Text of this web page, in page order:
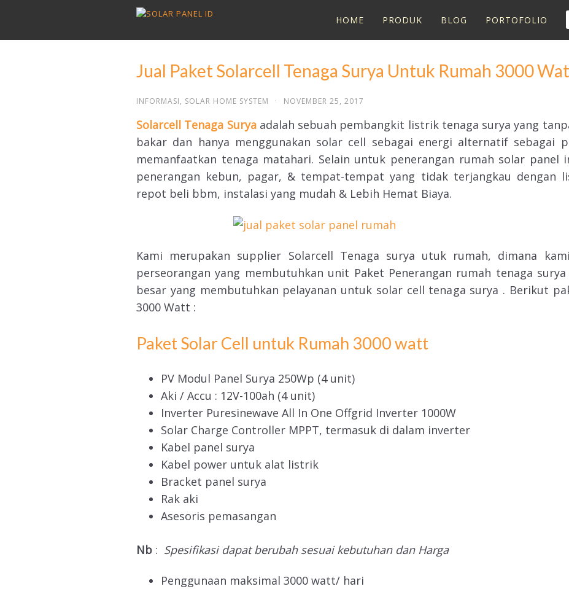
HOME PRODUK BLOG PORTOFOLIO
Jual Paket Solarcell Tenaga Surya Untuk Rumah 3000
INFORMASI, SOLAR HOME SYSTEM · NOVEMBER 25, 2017
Solarcell Tenaga Suryaadalah sebuah pembangkit listrik tenaga surya yang
bakar dan hanya menggunakan solar cell sebagai energi alternatif sebagai
memanfaatkan tenaga matahari. Selain untuk penerangan rumah solar panel
penerangan kebun, pagar, & tempat-tempat yang tidak terjangkau dengan
repot beli bbm, instalasi yang mudah & Lebih Hemat Biaya.
Kami merupakan supplier Solarcell Tenaga surya utuk rumah, dimana
perseorangan yang membutuhkan unit Paket Penerangan rumah tenaga
besar yang membutuhkan pelayanan untuk solar cell tenaga surya . Berikut
3000 Watt :
Paket Solar Cell untuk Rumah 3000 watt
PV Modul Panel Surya 250Wp (4 unit)
Aki / Accu : 12V-100ah (4 unit)
Inverter Puresinewave All In One Offgrid Inverter 1000W
Solar Charge Controller MPPT, termasuk di dalam inverter
Kabel panel surya
Kabel power untuk alat listrik
Bracket panel surya
Rak aki
Asesoris pemasangan
Nb : Spesifikasi dapat berubah sesuai kebutuhan dan Harga
Penggunaan maksimal 3000 watt/ hari